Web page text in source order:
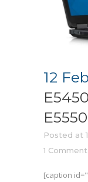
12 Feb
E5550
Posted at
1 Comment
[caption